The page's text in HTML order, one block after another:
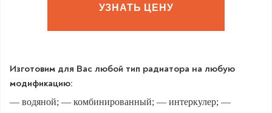
УЗНАТЬ ЦЕНУ
Изготовим для Вас любой тип радиатора на любую
модификацию:
— водяной; — комбинированный; — интеркулер; —